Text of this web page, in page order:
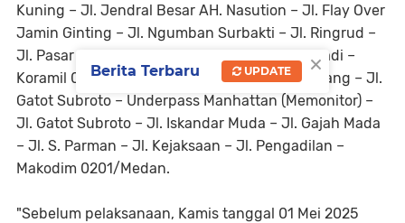
Kuning – Jl. Jendral Besar AH. Nasution – Jl. Flay Over
Jamin Ginting – Jl. Ngumban Surbakti – Jl. Ringrud –
Jl. Pasar I – Jl. Bunga Raya – Jl. PDAM Tirta Nadi –
Koramil 0201-06/MS – Jl. Tahi Bonar Simatupang – Jl.
Gatot Subroto – Underpass Manhattan (Memonitor) –
Jl. Gatot Subroto – Jl. Iskandar Muda – Jl. Gajah Mada
– Jl. S. Parman – Jl. Kejaksaan – Jl. Pengadilan –
Makodim 0201/Medan.
"Sebelum pelaksanaan, Kamis tanggal 01 Mei 2025
×
Berita Terbaru UPDATE